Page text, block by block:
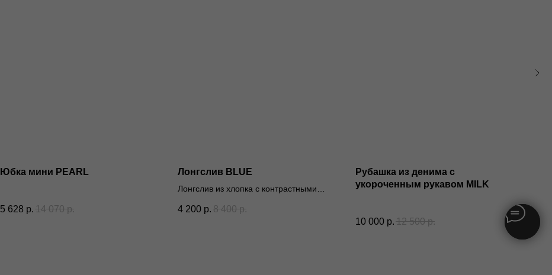
Юбка мини PEARL
5 628 р. 14 070 р.
Лонгслив BLUE
Лонгслив из хлопка с контрастными
4 200 р. 8 400 р.
Рубашка из денима с
укороченным рукавом MILK
10 000 р. 12 500 р.